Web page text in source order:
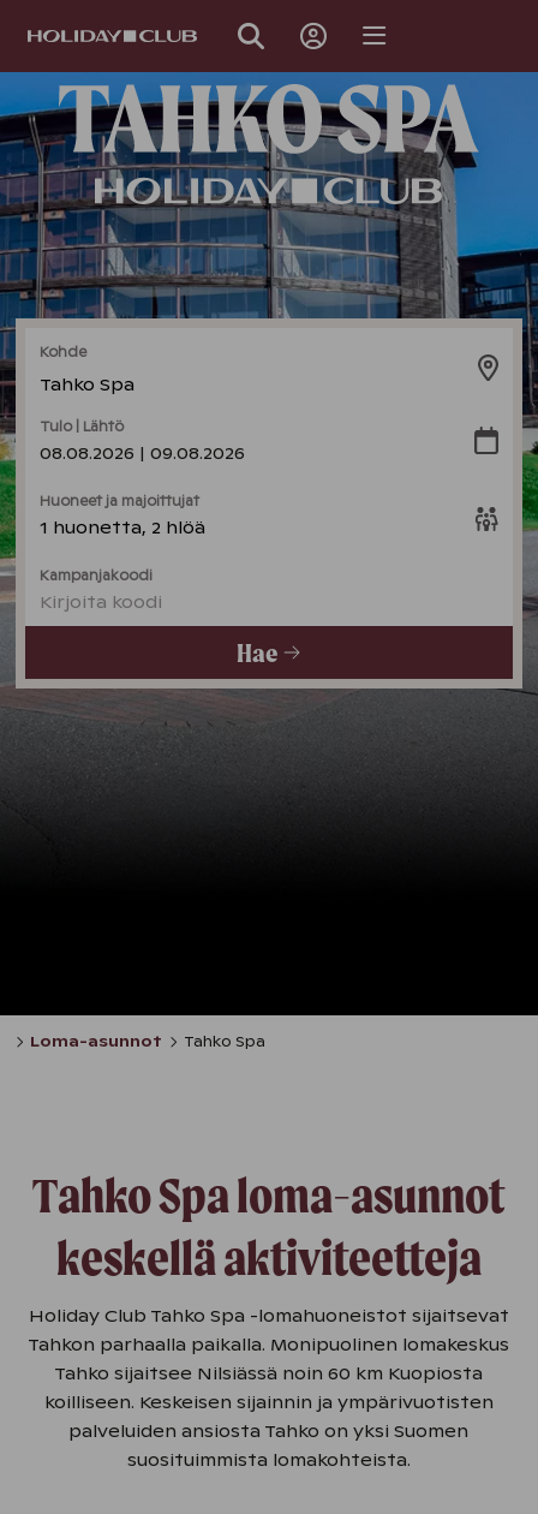
Kohde
Tahko Spa
Huoneet ja majoittujat
1 huonetta, 2 hlöä
Tulo | Lähtö
08.08.2026 | 09.08.2026
Kampanjakoodi
Kirjoita koodi
Hae
Loma-asunnot Tahko Spa
Tahko Spa loma-asunnot
keskellä aktiviteetteja
Holiday Club Tahko Spa -lomahuoneistot sijaitsevat
Tahkon parhaalla paikalla. Monipuolinen lomakeskus
Tahko sijaitsee Nilsiässä noin 60 km Kuopiosta
koilliseen. Keskeisen sijainnin ja ympärivuotisten
palveluiden ansiosta Tahko on yksi Suomen
suosituimmista lomakohteista.